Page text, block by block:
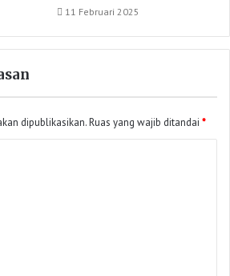
11 Februari 2025
dipublikasikan.Ruas yang wajib ditandai *